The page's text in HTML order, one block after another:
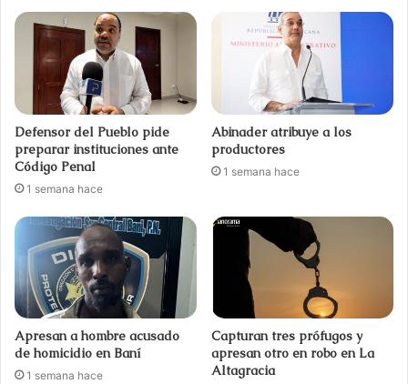
Defensor del Pueblo pide
preparar instituciones ante
Código Penal
1 semana hace
Abinader atribuye a los
productores
1 semana hace
Apresan a hombre acusado
de homicidio en Baní
1 semana hace
Capturan tres prófugos y
apresan otro en robo en La
Altagracia